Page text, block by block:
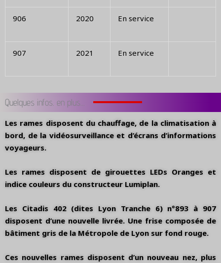
906 2020 En service
907 2021 En service
Quelques infos. en plus...
Les rames disposent du chauffage, de la climatisation à
bord, de la vidéosurveillance et d’écrans d’informations
voyageurs.
Les rames disposent de girouettes LEDs Oranges et
indice couleurs du constructeur Lumiplan.
Les Citadis 402 (dites Lyon Tranche 6) n°893 à 907
disposent d’une nouvelle livrée. Une frise composée de
bâtiment gris de la Métropole de Lyon sur fond rouge.
Ces nouvelles rames disposent d’un nouveau nez, plus